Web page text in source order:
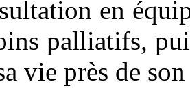
en
palliatifs,
vie près de